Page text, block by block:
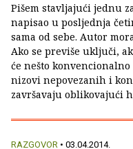
Pišem stavljajući jednu
napisao u posljednja
sama od sebe. Autor
Ako se previše uključi,
će nešto
nizovi nepovezanih i
završavaju oblikovajući
RAZGOVOR • 03.04.2014.